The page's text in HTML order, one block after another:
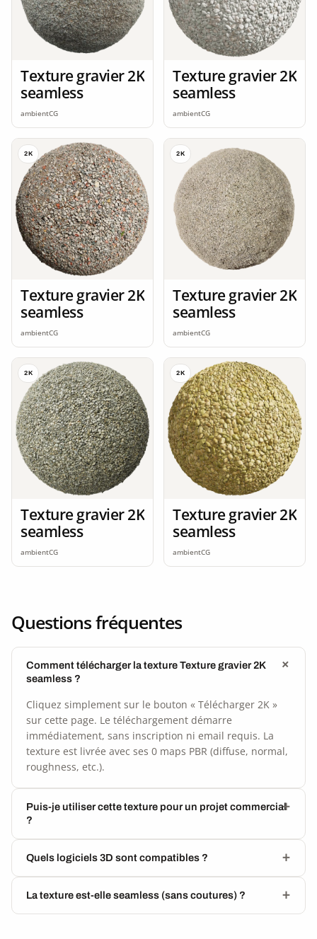
Texture gravier 2K
seamless
ambientCG
Texture gravier 2K
seamless
ambientCG
2K
Texture gravier 2K
seamless
ambientCG
2K
Texture gravier 2K
seamless
ambientCG
2K
Texture gravier 2K
seamless
ambientCG
2K
Texture gravier 2K
seamless
ambientCG
Questions fréquentes
Comment télécharger la texture Texture gravier 2K
seamless ?
Cliquez simplement sur le bouton « Télécharger 2K »
sur cette page. Le téléchargement démarre
immédiatement, sans inscription ni email requis. La
texture est livrée avec ses 0 maps PBR (diffuse, normal,
roughness, etc.).
Puis-je utiliser cette texture pour un projet commercial
?
Quels logiciels 3D sont compatibles ?
La texture est-elle seamless (sans coutures) ?